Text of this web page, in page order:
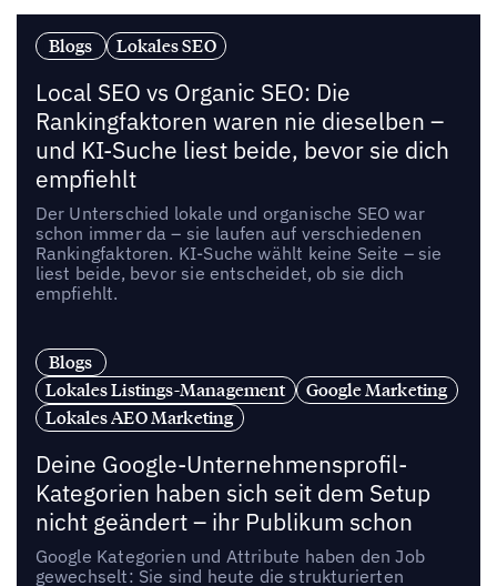
Blogs Lokales SEO
Local SEO vs Organic SEO: Die
Rankingfaktoren waren nie dieselben –
und KI-Suche liest beide, bevor sie dich
empfiehlt
Der Unterschied lokale und organische SEO war
schon immer da – sie laufen auf verschiedenen
Rankingfaktoren. KI-Suche wählt keine Seite – sie
liest beide, bevor sie entscheidet, ob sie dich
empfiehlt.
Blogs
Lokales Listings-Management
Google Marketing
Lokales AEO Marketing
Deine Google-Unternehmensprofil-
Kategorien haben sich seit dem Setup
nicht geändert – ihr Publikum schon
Google Kategorien und Attribute haben den Job
gewechselt: Sie sind heute die strukturierten